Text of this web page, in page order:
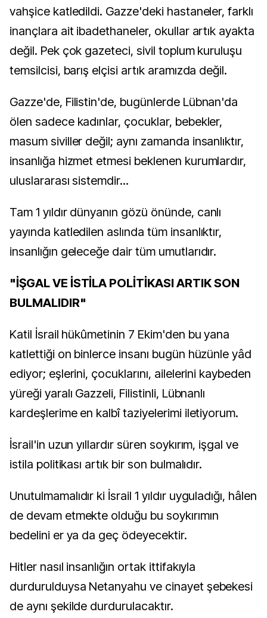
vahşice katledildi. Gazze'deki hastaneler, farklı
inançlara ait ibadethaneler, okullar artık ayakta
değil. Pek çok gazeteci, sivil toplum kuruluşu
temsilcisi, barış elçisi artık aramızda değil.
Gazze'de, Filistin'de, bugünlerde Lübnan'da
ölen sadece kadınlar, çocuklar, bebekler,
masum siviller değil; aynı zamanda insanlıktır,
insanlığa hizmet etmesi beklenen kurumlardır,
uluslararası sistemdir...
Tam 1 yıldır dünyanın gözü önünde, canlı
yayında katledilen aslında tüm insanlıktır,
insanlığın geleceğe dair tüm umutlarıdır.
"İŞGAL VE İSTİLA POLİTİKASI ARTIK SON
BULMALIDIR"
Katil İsrail hükûmetinin 7 Ekim'den bu yana
katlettiği on binlerce insanı bugün hüzünle yâd
ediyor; eşlerini, çocuklarını, ailelerini kaybeden
yüreği yaralı Gazzeli, Filistinli, Lübnanlı
kardeşlerime en kalbî taziyelerimi iletiyorum.
İsrail'in uzun yıllardır süren soykırım, işgal ve
istila politikası artık bir son bulmalıdır.
Unutulmamalıdır ki İsrail 1 yıldır uyguladığı, hâlen
de devam etmekte olduğu bu soykırımın
bedelini er ya da geç ödeyecektir.
Hitler nasıl insanlığın ortak ittifakıyla
durdurulduysa Netanyahu ve cinayet şebekesi
de aynı şekilde durdurulacaktır.